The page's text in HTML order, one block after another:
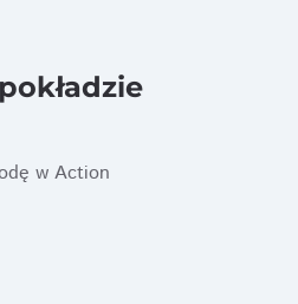
w Action